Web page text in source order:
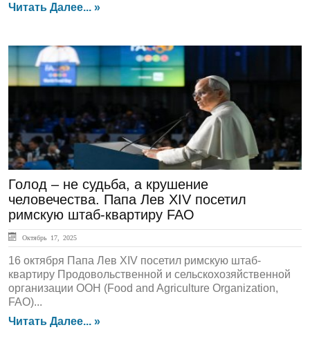
Читать Далее... »
ЛЕНТА НОВОСТЕЙ
Голод – не судьба, а крушение
человечества. Папа Лев XIV посетил
римскую штаб-квартиру FAO
Октябрь 17, 2025
16 октября Папа Лев XIV посетил римскую штаб-
квартиру Продовольственной и сельскохозяйственной
организации ООН (Food and Agriculture Organization,
FAO)...
Читать Далее... »